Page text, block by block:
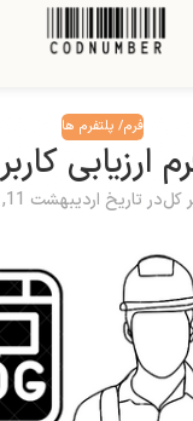
فرم/ پلتفرم ها
ارزیابی کاربر
کلدر تاریخ اردیبهشت 11, 1401